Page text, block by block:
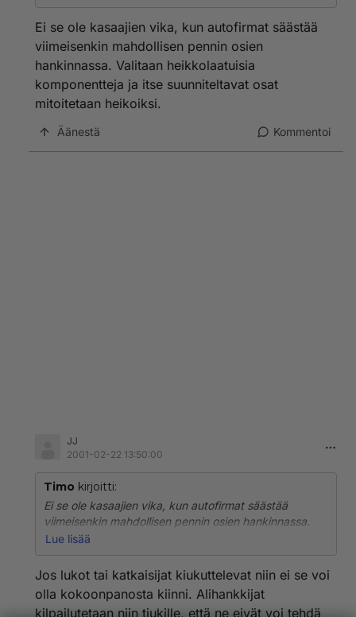
pitäisi saada myös sinne asti.
Ei se ole kasaajien vika, kun autofirmat säästää
viimeisenkin mahdollisen pennin osien
hankinnassa. Valitaan heikkolaatuisia
komponentteja ja itse suunniteltavat osat
mitoitetaan heikoiksi.
Äänestä Kommentoi
JJ
2001-02-22 13:50:00
Timo kirjoitti:
Ei se ole kasaajien vika, kun autofirmat säästää
viimeisenkin mahdollisen pennin osien hankinnassa.
Valitaan heikkolaatuisia komponentteja ja itse
Lue lisää
Jos lukot tai katkaisijat kiukuttelevat niin ei se voi
olla kokoonpanosta kiinni. Alihankkijat
kilpailutetaan niin tiukille, että ne eivät voi tehdä